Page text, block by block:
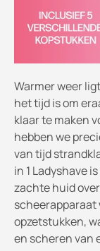
Warmer weer
het tijd is om
klaar te maken
hebben we
van tijd
in 1 Ladyshave
zachte huid
opzetstukken,
en scheren van